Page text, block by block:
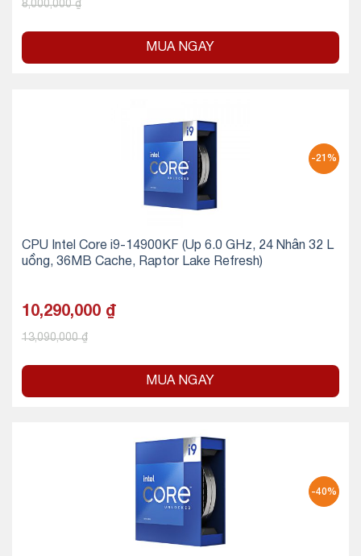
8,000,000₫
MUA NGAY
-21%
CPU Intel Core i9-14900KF (Up 6.0 GHz, 24 Nhân 32 L
uồng, 36MB Cache, Raptor Lake Refresh)
10,290,000 ₫
13,090,000₫
MUA NGAY
-40%